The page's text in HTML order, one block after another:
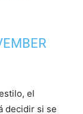
el
decidir si se